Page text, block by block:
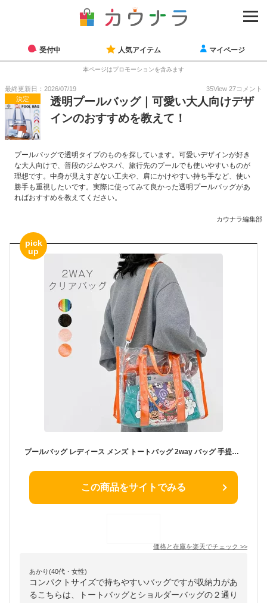
受付中 人気アイテム マイページ
本ページはプロモーションを含みます
最終更新日：2026/07/19 35View 27コメント
決定
透明プールバッグ｜可愛い大人向けデザ
インのおすすめを教えて！
プールバッグで透明タイプのものを探しています。可愛いデザインが好き
な大人向けで、普段のジムやスパ、旅行先のプールでも使いやすいものが
理想です。中身が見えすぎない工夫や、肩にかけやすい持ち手など、使い
勝手も重視したいです。実際に使ってみて良かった透明プールバッグがあ
ればおすすめを教えてください。
カウナラ編集部
pick
up
プールバッグ レディース メンズ トートバッグ 2way バッグ 手提げ ショルダー 肩掛け プールバック クリアバッグ 大容量 シンプル おしゃれ ビーチバッグ 水泳 スイミング 大人用 おしゃれ 防水 中学生 撥水 ママ 大人 透明 ビニール ジムバッグ
この商品をサイトでみる
価格と在庫を楽天でチェック >>
あかり(40代・女性)
コンパクトサイズで持ちやすいバッグですが収納力があ
るこちらは、トートバッグとショルダーバッグの２通り